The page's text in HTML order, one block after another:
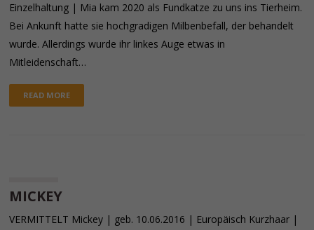
Einzelhaltung | Mia kam 2020 als Fundkatze zu uns ins Tierheim.
Bei Ankunft hatte sie hochgradigen Milbenbefall, der behandelt
wurde. Allerdings wurde ihr linkes Auge etwas in
Mitleidenschaft…
READ MORE
MICKEY
VERMITTELT Mickey | geb. 10.06.2016 | Europäisch Kurzhaar |